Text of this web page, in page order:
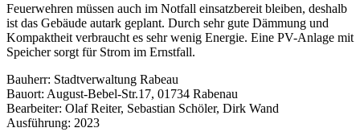
Feuerwehren müssen auch im Notfall einsatzbereit bleiben, deshalb
ist das Gebäude autark geplant. Durch sehr gute Dämmung und
Kompaktheit verbraucht es sehr wenig Energie. Eine PV-Anlage mit
Speicher sorgt für Strom im Ernstfall.
Bauherr: Stadtverwaltung Rabeau
Bauort: August-Bebel-Str.17, 01734 Rabenau
Bearbeiter: Olaf Reiter, Sebastian Schöler, Dirk Wand
Ausführung: 2023